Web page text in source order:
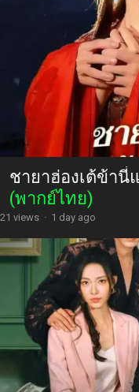
ชายาฮ่องเต้ข้านี่
(พากย์ไทย)
21 views · 1 day ago